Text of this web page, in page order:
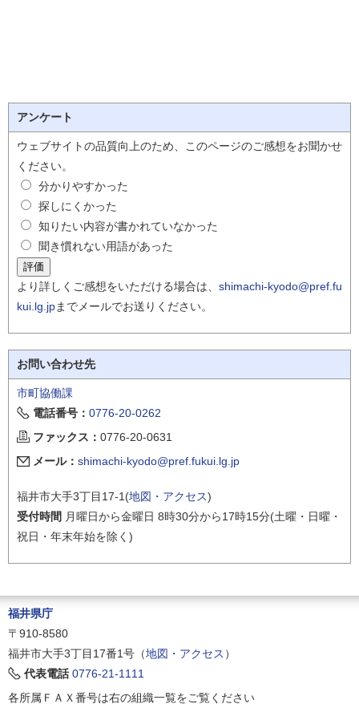
アンケート
ウェブサイトの品質向上のため、このページのご感想をお聞かせ
ください。
分かりやすかった
探しにくかった
知りたい内容が書かれていなかった
聞き慣れない用語があった
より詳しくご感想をいただける場合は、 shimachi-kyodo@pref.fu
kui.lg.jpまでメールでお送りください。
お問い合わせ先
市町協働課
電話番号： 0776-20-0262
ファックス： 0776-20-0631
メール： shimachi-kyodo@pref.fukui.lg.jp
福井市大手3丁目17-1(地図・アクセス)
受付時間 月曜日から金曜日 8時30分から17時15分(土曜・日曜・
祝日・年末年始を除く)
福井県庁
〒910-8580
福井市大手3丁目17番1号（地図・アクセス ）
代表電話 0776-21-1111
各所属ＦＡＸ番号は右の組織一覧をご覧ください